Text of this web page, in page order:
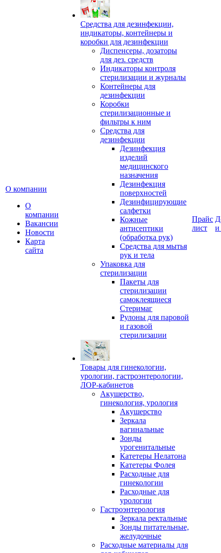
О компании
О
компании
Вакансии
Новости
Карта
сайта
Средства для дезинфекции,
индикаторы, контейнеры и
коробки для дезинфекции
Диспенсеры, дозаторы
для дез. средств
Индикаторы контроля
стерилизации и журналы
Контейнеры для
дезинфекции
Коробки
стерилизационные и
фильтры к ним
Средства для
дезинфекции
Дезинфекция
изделий
медицинского
назначения
Дезинфекция
поверхностей
Дезинфицирующие
салфетки
Кожные
антисептики
(обработка рук)
Средства для мытья
рук и тела
Упаковка для
стерилизации
Пакеты для
стерилизации
самоклеящиеся
Стеримаг
Рулоны для паровой
и газовой
стерилизации
Товары для гинекологии,
урологии, гастроэнтерологии,
ЛОР-кабинетов
Акушерство,
гинекология, урология
Акушерство
Зеркала
вагинальные
Зонды
урогенитальные
Катетеры Нелатона
Катетеры Фолея
Расходные для
гинекологии
Расходные для
урологии
Гастроэнтерология
Зеркала ректальные
Зонды питательные,
желудочные
Расходные материалы для
Прайс
лист
и